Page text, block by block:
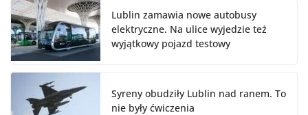
Lublin zamawia nowe autobusy
elektryczne. Na ulice wyjedzie też
wyjątkowy pojazd testowy
Syreny obudziły Lublin nad ranem. To
nie były ćwiczenia